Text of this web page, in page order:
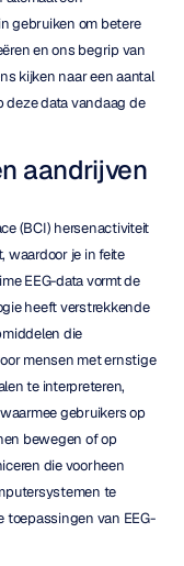
gebruiken om betere
en ons begrip van
kijken naar een aantal
deze data vandaag de
aandrijven
(BCI) hersenactiviteit
waardoor je in feite
EEG-data vormt de
heeft verstrekkende
die
mensen met ernstige
te interpreteren,
gebruikers op
bewegen of op
die voorheen
te
toepassingen van EEG-